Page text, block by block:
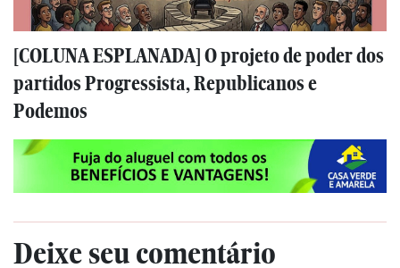
[COLUNA ESPLANADA] O projeto de poder dos
partidos Progressista, Republicanos e
Podemos
Deixe seu comentário